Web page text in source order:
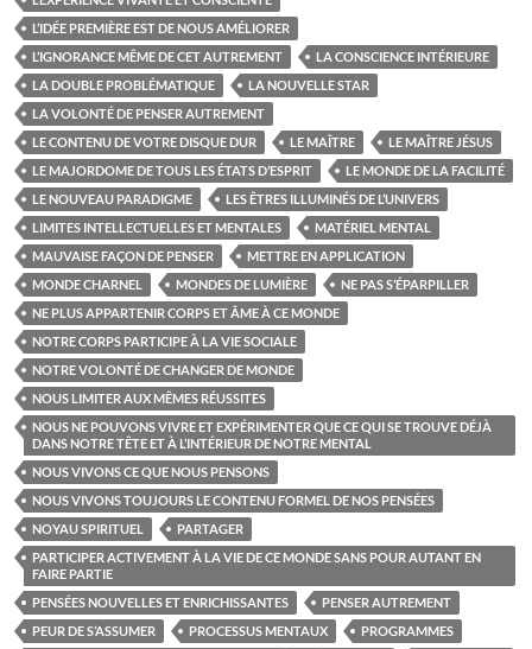
L’IDÉE PREMIÈRE EST DE NOUS AMÉLIORER
L’IGNORANCE MÊME DE CET AUTREMENT
LA CONSCIENCE INTÉRIEURE
LA DOUBLE PROBLÉMATIQUE
LA NOUVELLE STAR
LA VOLONTÉ DE PENSER AUTREMENT
LE CONTENU DE VOTRE DISQUE DUR
LE MAÎTRE
LE MAÎTRE JÉSUS
LE MAJORDOME DE TOUS LES ÉTATS D’ESPRIT
LE MONDE DE LA FACILITÉ
LE NOUVEAU PARADIGME
LES ÊTRES ILLUMINÉS DE L’UNIVERS
LIMITES INTELLECTUELLES ET MENTALES
MATÉRIEL MENTAL
MAUVAISE FAÇON DE PENSER
METTRE EN APPLICATION
MONDE CHARNEL
MONDES DE LUMIÈRE
NE PAS S’ÉPARPILLER
NE PLUS APPARTENIR CORPS ET ÂME À CE MONDE
NOTRE CORPS PARTICIPE À LA VIE SOCIALE
NOTRE VOLONTÉ DE CHANGER DE MONDE
NOUS LIMITER AUX MÊMES RÉUSSITES
NOUS NE POUVONS VIVRE ET EXPÉRIMENTER QUE CE QUI SE TROUVE DÉJÀ
DANS NOTRE TÊTE ET À L’INTÉRIEUR DE NOTRE MENTAL
NOUS VIVONS CE QUE NOUS PENSONS
NOUS VIVONS TOUJOURS LE CONTENU FORMEL DE NOS PENSÉES
NOYAU SPIRITUEL
PARTAGER
PARTICIPER ACTIVEMENT À LA VIE DE CE MONDE SANS POUR AUTANT EN
FAIRE PARTIE
PENSÉES NOUVELLES ET ENRICHISSANTES
PENSER AUTREMENT
PEUR DE S’ASSUMER
PROCESSUS MENTAUX
PROGRAMMES